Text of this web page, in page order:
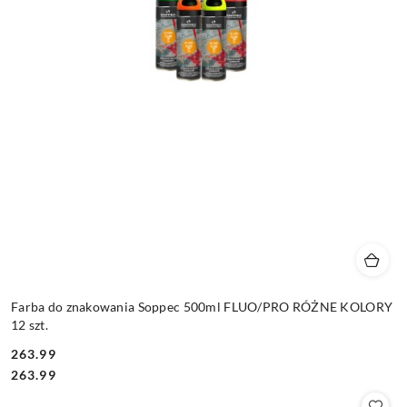
Farba do znakowania Soppec 500ml FLUO/PRO RÓŻNE KOLORY
12 szt.
Cena:
263.99
Cena:
263.99